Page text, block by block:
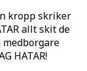
kropp skriker
allt skit de
HATAR!